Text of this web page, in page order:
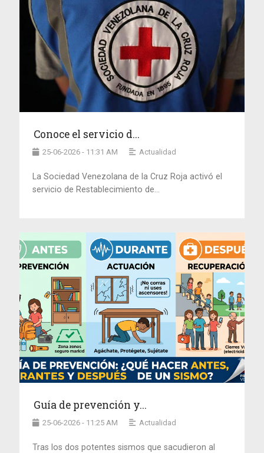
Conoce el servicio d...
25-06-2026 - 11:31 AM Actualidad
La Sociedad Venezolana de la Cruz Roja activó el
servicio de Restablecimiento de...
Guía de prevención y...
25-06-2026 - 11:25 AM Actualidad
Tras los dos potentes sismos que sacudieron al